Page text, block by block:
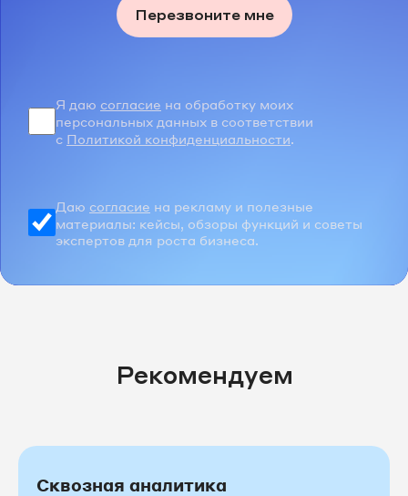
Перезвоните мне
Я даю согласие на обработку моих
персональных данных в соответствии
с Политикой конфиденциальности
Даю согласие на рекламу и полезные
материалы: кейсы, обзоры функций и советы
экспертов для роста бизнеса.
Рекомендуем
Сквозная аналитика